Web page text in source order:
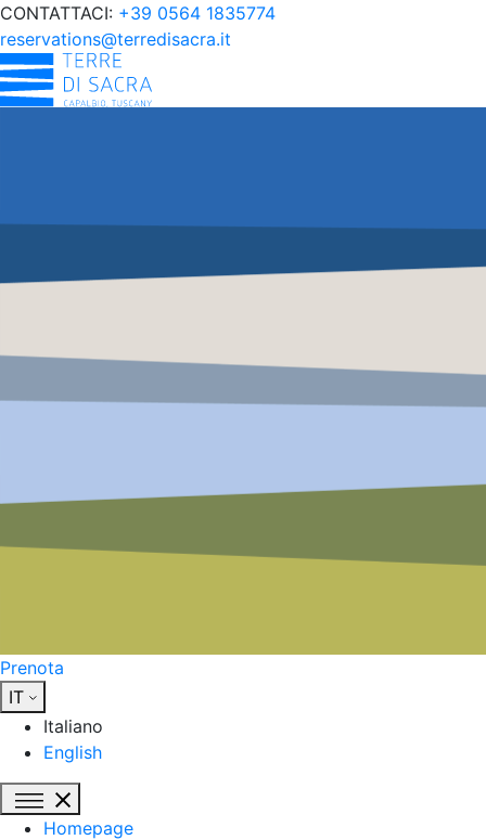
CONTATTACI: +39 0564 1835774
reservations@terredisacra.it
Prenota
IT
Italiano
English
Homepage